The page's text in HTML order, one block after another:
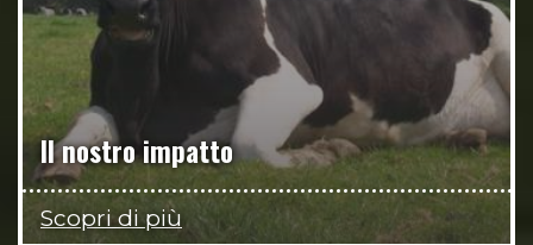
Il nostro impatto
Scopri di più